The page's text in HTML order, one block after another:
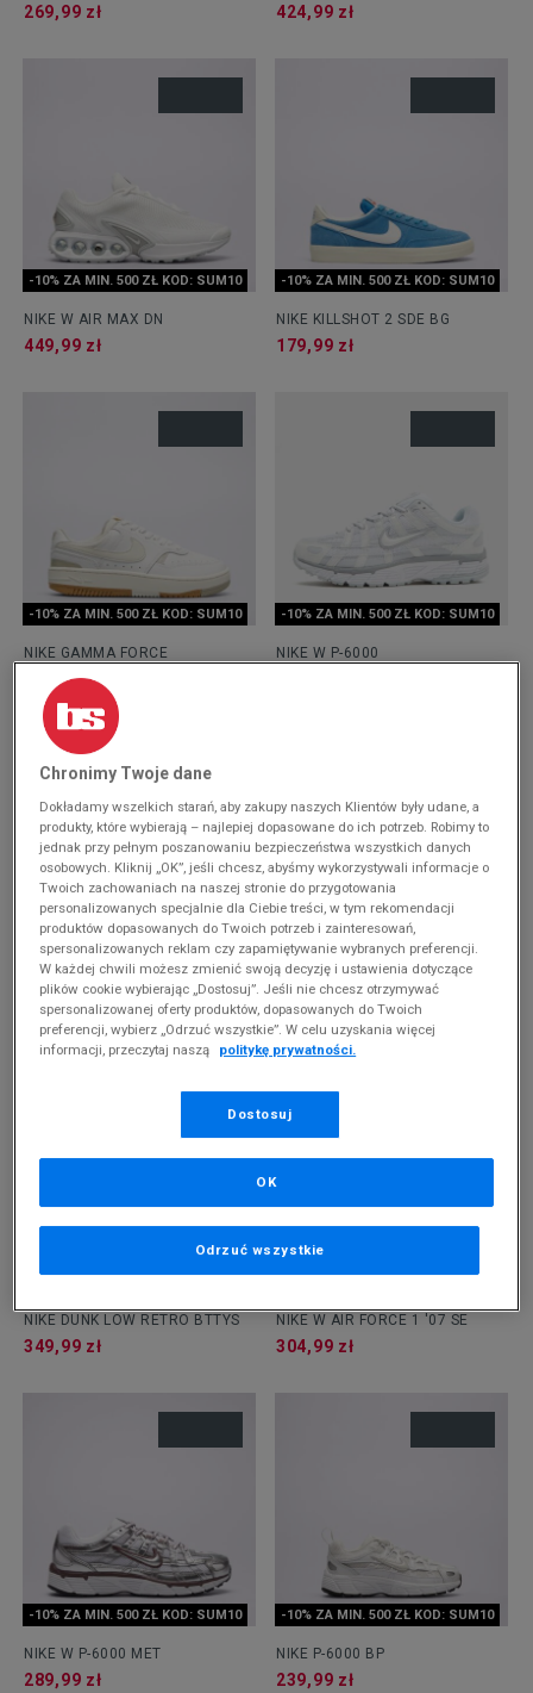
269,99 zł 424,99 zł
-10% ZA MIN. 500 ZŁ KOD: SUM10
NIKE W AIR MAX DN
449,99 zł
-10% ZA MIN. 500 ZŁ KOD: SUM10
NIKE KILLSHOT 2 SDE BG
179,99 zł
-10% ZA MIN. 500 ZŁ KOD: SUM10
NIKE GAMMA FORCE
299,99 zł
-10% ZA MIN. 500 ZŁ KOD: SUM10
NIKE W P-6000
-10% ZA MIN. 500 ZŁ KOD: SUM10
NIKE AIR FORCE 1 '07
389,99 zł
-10% ZA MIN. 500 ZŁ KOD: SUM10
NIKE W AIR FORCE 1 '07 TREND
RM
289,99 zł
NIKE DUNK LOW RETRO BTTYS
349,99 zł
NIKE W AIR FORCE 1 '07 SE
304,99 zł
-10% ZA MIN. 500 ZŁ KOD: SUM10
NIKE W P-6000 MET
289,99 zł
-10% ZA MIN. 500 ZŁ KOD: SUM10
NIKE P-6000 BP
239,99 zł
Chronimy Twoje dane
Dokładamy wszelkich starań, aby zakupy naszych Klientów były udane, a
produkty, które wybierają – najlepiej dopasowane do ich potrzeb. Robimy to
jednak przy pełnym poszanowaniu bezpieczeństwa wszystkich danych
osobowych. Kliknij „OK”, jeśli chcesz, abyśmy wykorzystywali informacje o
Twoich zachowaniach na naszej stronie do przygotowania
personalizowanych specjalnie dla Ciebie treści, w tym rekomendacji
produktów dopasowanych do Twoich potrzeb i zainteresowań,
spersonalizowanych reklam czy zapamiętywanie wybranych preferencji.
W każdej chwili możesz zmienić swoją decyzję i ustawienia dotyczące
plików cookie wybierając „Dostosuj”. Jeśli nie chcesz otrzymywać
spersonalizowanej oferty produktów, dopasowanych do Twoich
preferencji, wybierz „Odrzuć wszystkie”. W celu uzyskania więcej
informacji, przeczytaj naszą
politykę prywatności.
Dostosuj
Odrzuć wszystkie
OK